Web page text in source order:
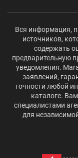
Вся информация,
источников,
содержать
предварительную
уведомления.
заявлений,
точности любой
каталоге.
специалистами
для